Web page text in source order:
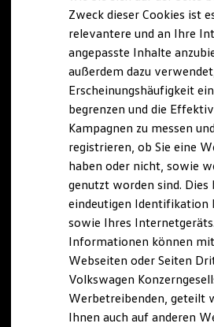
Zweck dieser Cookies ist
relevantere und an Ihre
angepasste Inhalte
außerdem dazu
Erscheinungshäufigkeit
begrenzen und die
Kampagnen zu messen
registrieren, ob Sie eine
haben oder nicht, sowie
genutzt worden sind.
eindeutigen Identifikation
sowie Ihres
Informationen können
Webseiten oder Seiten
Volkswagen
Werbetreibenden, geteilt
Ihnen auch auf anderen